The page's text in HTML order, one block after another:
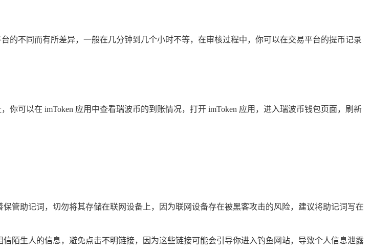
的不同而有所差异，一般在几分钟到几个小时不等，在审核过程中，你可以在交易平台的提币记录
可以在 imToken 应用中查看瑞波币的到账情况，打开 imToken 应用，进入瑞波币钱包页面，刷新
管助记词，切勿将其存储在联网设备上，因为联网设备存在被黑客攻击的风险，建议将助记词写在
陌生人的信息，避免点击不明链接，因为这些链接可能会引导你进入钓鱼网站，导致个人信息泄露